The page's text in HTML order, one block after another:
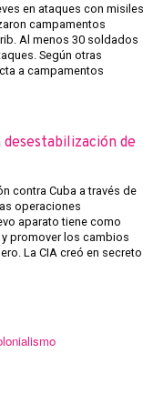
en ataques con misiles
campamentos
Al menos 30 soldados
Según otras
a campamentos
desestabilización de
contra Cuba a través de
operaciones
aparato tiene como
promover los cambios
La CIA creó en secreto